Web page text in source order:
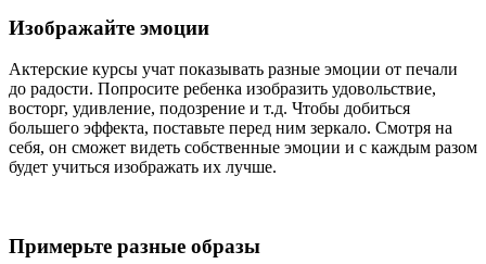
Изображайте эмоции
Актерские курсы учат показывать разные эмоции от печали
до радости. Попросите ребенка изобразить удовольствие,
восторг, удивление, подозрение и т.д. Чтобы добиться
большего эффекта, поставьте перед ним зеркало. Смотря на
себя, он сможет видеть собственные эмоции и с каждым разом
будет учиться изображать их лучше.
Примерьте разные образы